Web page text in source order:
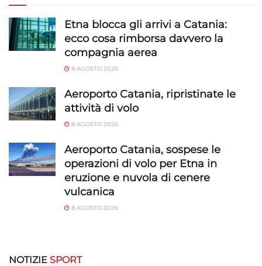
Funzionalità Sempre attivo
Abbinare e combinare dati provenienti da altre
fonti di dati, Collegare diversi dispositivi,
Identificare i dispositivi in base alle informazioni
Utilizzare dati di geolocalizzazione precisi,
Riconoscere i dispositivi in base a informazioni
Garantire la sicurezza, prevenire e
rilevare frodi, correggere errori, Erogare
e presentare pubblicità e contenuto,
Salvare e comunicare le scelte sulla
Etna blocca gli arrivi a Catania:
ecco cosa rimborsa davvero la
compagnia aerea
8 AGOSTO 2026
Aeroporto Catania, ripristinate le
attività di volo
8 AGOSTO 2026
Aeroporto Catania, sospese le
operazioni di volo per Etna in
eruzione e nuvola di cenere
vulcanica
8 AGOSTO 2026
NOTIZIE SPORT